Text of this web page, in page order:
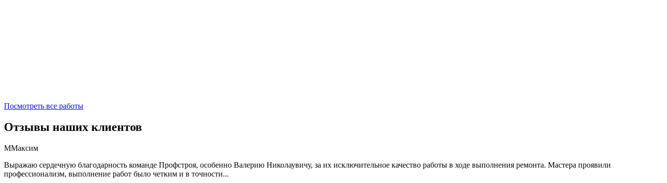
Посмотреть все работы
Отзывы наших клиентов
ММаксим
Выражаю сердечную благодарность команде Профстроя, особенно Валерию Николаувичу, за их исключительное качество работы в ходе выполнения ремонта. Мастера проявили
профессионализм, выполнение работ было четким и в точности...